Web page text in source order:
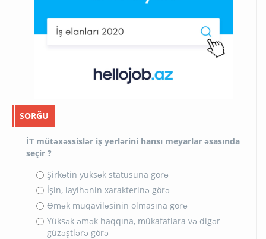
SORĞU
İT mütəxəssislər iş yerlərini hansı meyarlar əsasında
seçir ?
Şirkətin yüksək statusuna görə
İşin, layihənin xarakterinə görə
Əmək müqaviləsinin olmasına görə
Yüksək əmək haqqına, mükafatlara və digər
güzəştlərə görə